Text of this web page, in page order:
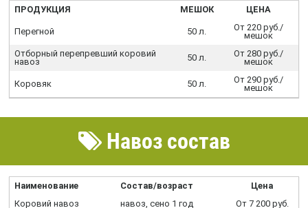
ПРОДУКЦИЯ МЕШОК ЦЕНА
Перегной 50 л.
От 220 руб./
мешок
Отборный перепревший коровий
навоз
50 л.
От 280 руб./
мешок
Коровяк 50 л.
От 290 руб./
мешок
Навоз состав
Наименование Состав/возраст
Цена
Коровий навоз
навоз, сено 1 год
От 7 200 руб.